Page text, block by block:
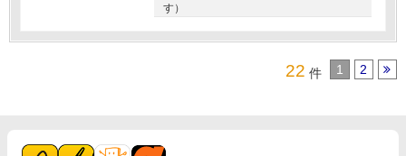
す）
22 件 1 2